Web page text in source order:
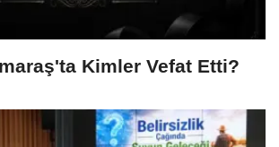
Kimler Vefat Etti?